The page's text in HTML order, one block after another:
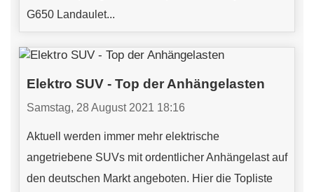
G650 Landaulet...
Elektro SUV - Top der Anhängelasten
Samstag, 28 August 2021 18:16
Aktuell werden immer mehr elektrische
angetriebene SUVs mit ordentlicher Anhängelast auf
den deutschen Markt angeboten. Hier die Topliste